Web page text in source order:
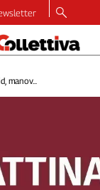
manov...